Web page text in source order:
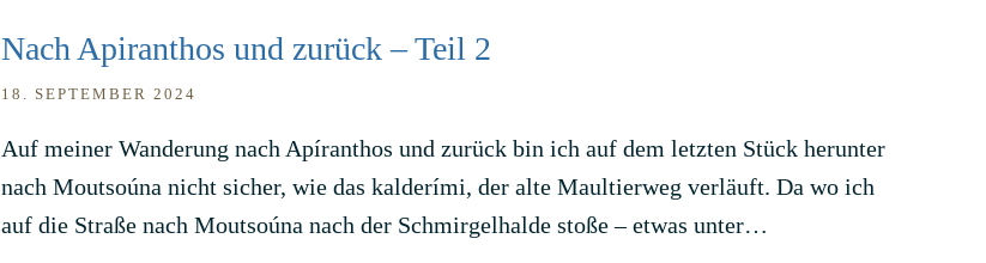
Nach Apiranthos und zurück – Teil 2
18. SEPTEMBER 2024
Auf meiner Wanderung nach Apíranthos und zurück bin ich auf dem letzten Stück herunter
nach Moutsoúna nicht sicher, wie das kalderími, der alte Maultierweg verläuft. Da wo ich
auf die Straße nach Moutsoúna nach der Schmirgelhalde stoße – etwas unter…